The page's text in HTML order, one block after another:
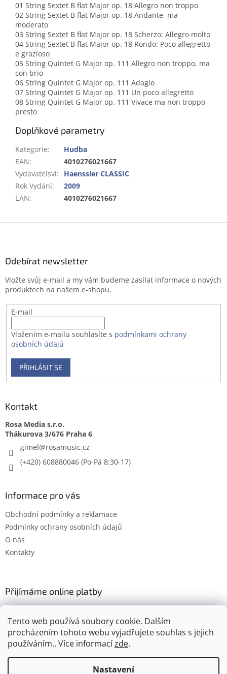
Tento web používá soubory cookie. Dalším
procházením tohoto webu vyjadřujete souhlas s jejich
používáním.. Více informacízde.
Nastavení
01 String Sextet B flat Major op. 18 Allegro non troppo
02 String Sextet B flat Major op. 18 Andante, ma
moderato
03 String Sextet B flat Major op. 18 Scherzo: Allegro molto
04 String Sextet B flat Major op. 18 Rondo: Poco allegretto
e grazioso
05 String Quintet G Major op. 111 Allegro non troppo, ma
con brio
06 String Quintet G Major op. 111 Adagio
07 String Quintet G Major op. 111 Un poco allegretto
08 String Quintet G Major op. 111 Vivace ma non troppo
presto
Doplňkové parametry
Kategorie:
Hudba
EAN:
4010276021667
Vydavatelsví:
Haenssler CLASSIC
Rok Vydání:
2009
EAN: 4010276021667
Odebírat newsletter
Vložte svůj e-mail a my vám budeme zasílat informace o nových
produktech na našem e-shopu.
E-mail
Vložením e-mailu souhlasíte s podmínkami ochrany
osobních údajů
PŘIHLÁSIT SE
Kontakt
Rosa Media s.r.o.
gimel@rosamusic.cz
(+420) 608880046
Informace pro vás
Obchodní podmínky a reklamace
Podmínky ochrany osobních údajů
O nás
Kontakty
Přijímáme online platby